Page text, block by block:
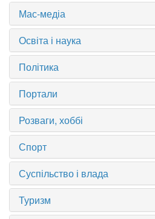
Мас-медіа
Освіта і наука
Політика
Портали
Розваги, хоббі
Спорт
Суспільство і влада
Туризм